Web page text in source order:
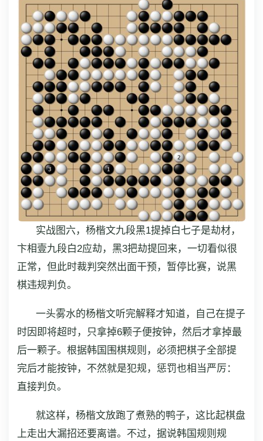
实战图六，杨楷文九段黑1提掉白七子是劫材，
卞相壹九段白2应劫，黑3把劫提回来，一切看似很
正常，但此时裁判突然出面干预，暂停比赛，说黑
棋违规判负。
一头雾水的杨楷文听完解释才知道，自己在提子
时因即将超时，只拿掉6颗子便按钟，然后才拿掉最
后一颗子。根据韩国围棋规则，必须把棋子全部提
完后才能按钟，不然就是犯规，惩罚也相当严厉：
直接判负。
就这样，杨楷文放跑了煮熟的鸭子，这比起棋盘
上走出大漏招还要离谱。不过，据说韩国规则规